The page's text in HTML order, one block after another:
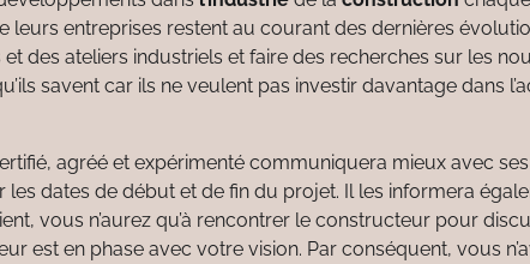
leurs entreprises restent au courant des dernières
des ateliers industriels et faire des recherches sur les
savent car ils ne veulent pas investir davantage dans
agréé et expérimenté communiquera mieux avec
les dates de début et de fin du projet. Il les informera
vous n’aurez qu’à rencontrer le constructeur pour
est en phase avec votre vision. Par conséquent, vous